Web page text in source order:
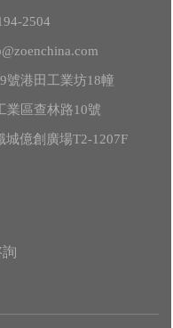
2504
號港田工業坊18幢
業區查林路10號
億創廣場T2-1207F